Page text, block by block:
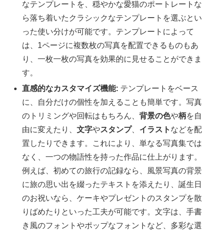
なテンプレートを、穏やかな愛猫のポートレートな
ら落ち着いたクラシックなテンプレートを選ぶとい
った使い分けが可能です。テンプレートによって
は、1ページに複数枚の写真を配置できるものもあ
り、一枚一枚の写真を効果的に見せることができま
す。
直感的なカスタマイズ機能: テンプレートをベース
に、自分だけの個性を加えることも簡単です。写真
のトリミングや回転はもちろん、背景の色や柄を自
由に変えたり、文字やスタンプ、 イラスト などを配
置したりできます。これにより、単なる写真集では
なく、一つの物語性を持った作品に仕上がります。
例えば、初めての旅行の記録なら、風景写真の背景
に旅の思い出を綴ったテキストを添えたり、誕生日
のお祝いなら、ケーキやプレゼントのスタンプを散
りばめたりといった工夫が可能です。文字は、手書
き風のフォントやポップなフォントなど、多彩な選